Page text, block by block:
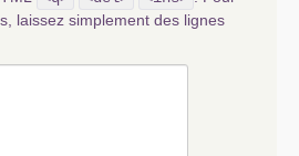
laissez simplement des lignes